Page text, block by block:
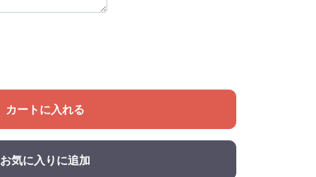
カートに入れる
お気に入りに追加